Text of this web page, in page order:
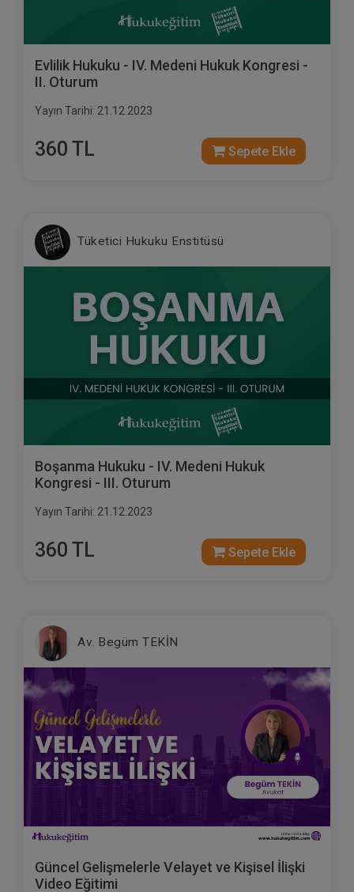
Evlilik Hukuku - IV. Medeni Hukuk Kongresi -
II. Oturum
Yayın Tarihi: 21.12.2023
360 TL Sepete Ekle
Tüketici Hukuku Enstitüsü
Boşanma Hukuku - IV. Medeni Hukuk
Kongresi - III. Oturum
Yayın Tarihi: 21.12.2023
360 TL Sepete Ekle
Av. Begüm TEKİN
Güncel Gelişmelerle Velayet ve Kişisel İlişki
Video Eğitimi